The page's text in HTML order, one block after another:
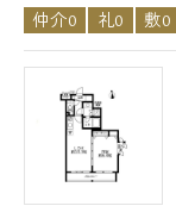
仲介0 礼0 敷0